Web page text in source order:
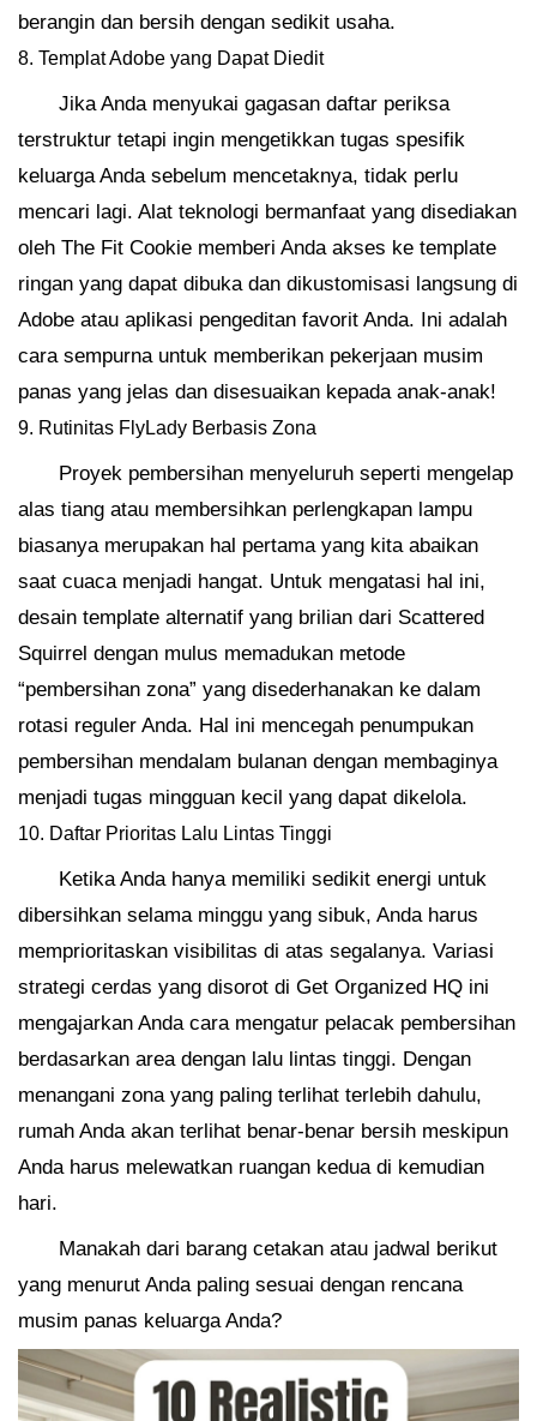
berangin dan bersih dengan sedikit usaha.
8. Templat Adobe yang Dapat Diedit
Jika Anda menyukai gagasan daftar periksa
terstruktur tetapi ingin mengetikkan tugas spesifik
keluarga Anda sebelum mencetaknya, tidak perlu
mencari lagi. Alat teknologi bermanfaat yang disediakan
oleh The Fit Cookie memberi Anda akses ke template
ringan yang dapat dibuka dan dikustomisasi langsung di
Adobe atau aplikasi pengeditan favorit Anda. Ini adalah
cara sempurna untuk memberikan pekerjaan musim
panas yang jelas dan disesuaikan kepada anak-anak!
9. Rutinitas FlyLady Berbasis Zona
Proyek pembersihan menyeluruh seperti mengelap
alas tiang atau membersihkan perlengkapan lampu
biasanya merupakan hal pertama yang kita abaikan
saat cuaca menjadi hangat. Untuk mengatasi hal ini,
desain template alternatif yang brilian dari Scattered
Squirrel dengan mulus memadukan metode
“pembersihan zona” yang disederhanakan ke dalam
rotasi reguler Anda. Hal ini mencegah penumpukan
pembersihan mendalam bulanan dengan membaginya
menjadi tugas mingguan kecil yang dapat dikelola.
10. Daftar Prioritas Lalu Lintas Tinggi
Ketika Anda hanya memiliki sedikit energi untuk
dibersihkan selama minggu yang sibuk, Anda harus
memprioritaskan visibilitas di atas segalanya. Variasi
strategi cerdas yang disorot di Get Organized HQ ini
mengajarkan Anda cara mengatur pelacak pembersihan
berdasarkan area dengan lalu lintas tinggi. Dengan
menangani zona yang paling terlihat terlebih dahulu,
rumah Anda akan terlihat benar-benar bersih meskipun
Anda harus melewatkan ruangan kedua di kemudian
hari.
Manakah dari barang cetakan atau jadwal berikut
yang menurut Anda paling sesuai dengan rencana
musim panas keluarga Anda?